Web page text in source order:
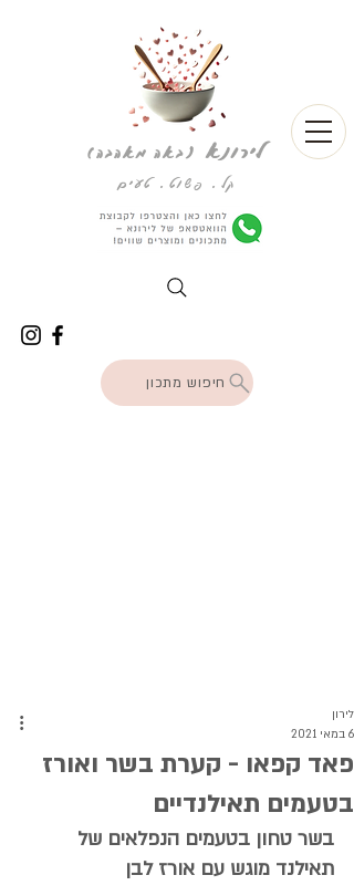
לירונא(באה מאהבה)
קל. פשוט. טעים
חיפוש מתכון
פאד קפאו - קערת בשר ואורז
בטעמים תאילנדיים
לירון
6 במאי 2021
בשר טחון בטעמים הנפלאים של
תאילנד מוגש עם אורז לבן